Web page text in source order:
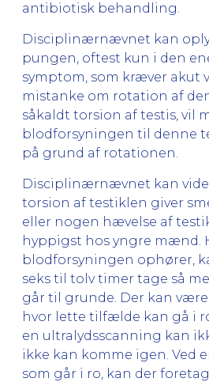
antibiotisk behandling.
Disciplinærnævnet kan
pungen, oftest kun i den
symptom, som kræver akut
mistanke om rotation af
såkaldt torsion af testis, vil
blodforsyningen til denne
på grund af rotationen.
Disciplinærnævnet kan
torsion af testiklen giver
eller nogen hævelse af
hyppigst hos yngre mænd.
blodforsyningen ophører,
seks til tolv timer tage så
går til grunde. Der kan
hvor lette tilfælde kan gå i
en ultralydsscanning kan
ikke kan komme igen. Ved
som går i ro, kan der